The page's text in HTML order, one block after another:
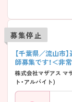
募集停止
【千葉県／流山市
師募集です！＜非
株式会社マザアス マ
ト・アルバイト)